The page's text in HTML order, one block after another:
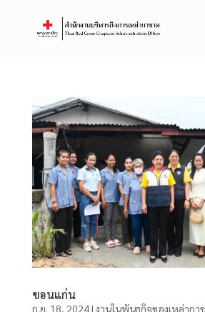
ขอนแก่น
ก.ย. 18, 2024| งานในพันธกิจของเหล่ากา